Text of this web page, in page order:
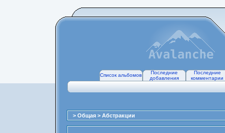
Список альбомов
Последние
добавления
Последние
комментарии
> Общая > Абстракции